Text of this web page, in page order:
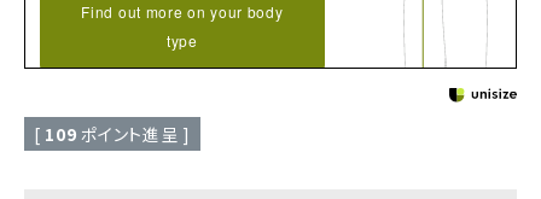
Find out more on your body
type
[ 109 ポイント進呈 ]